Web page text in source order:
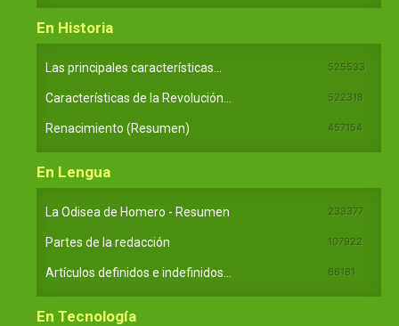
En Historia
Las principales características... 525533
Características de la Revolución... 522318
Renacimiento (Resumen) 457154
En Lengua
La Odisea de Homero - Resumen 233377
Partes de la redacción 107922
Artículos definidos e indefinidos... 66181
En Tecnología